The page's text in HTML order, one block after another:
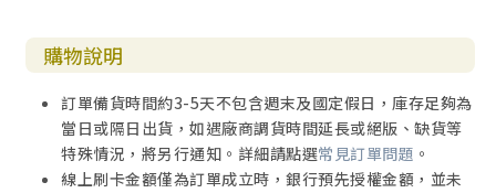
購物說明
訂單備貨時間約3-5天不包含週末及國定假日，庫存足夠為
當日或隔日出貨，如遇廠商調貨時間延長或絕版、缺貨等
特殊情況，將另行通知。詳細請點選常見訂單問題 。
線上刷卡金額僅為訂單成立時，銀行預先授權金額，並未